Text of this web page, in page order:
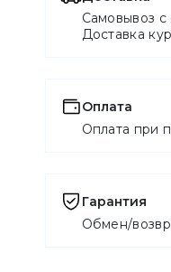
Самовывоз с
Доставка
Оплата
Оплата при
Гарантия
Обмен/